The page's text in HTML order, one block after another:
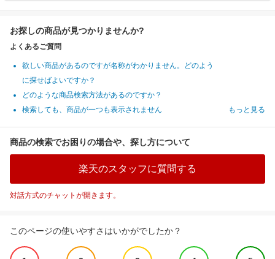
お探しの商品が見つかりませんか?
よくあるご質問
欲しい商品があるのですが名称がわかりません。どのよう
に探せばよいですか？
どのような商品検索方法があるのですか？
検索しても、商品が一つも表示されません
もっと見る
商品の検索でお困りの場合や、探し方について
楽天のスタッフに質問する
対話方式のチャットが開きます。
このページの使いやすさはいかがでしたか？